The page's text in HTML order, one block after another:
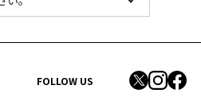
FOLLOW US